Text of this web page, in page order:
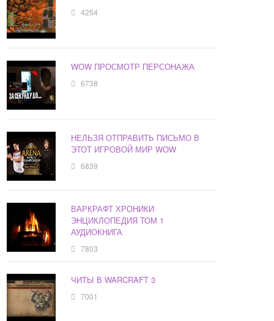
4254
WOW ПРОСМОТР ПЕРСОНАЖА
6738
НЕЛЬЗЯ ОТПРАВИТЬ ПИСЬМО В
ЭТОТ ИГРОВОЙ МИР WOW
6839
ВАРКРАФТ ХРОНИКИ
ЭНЦИКЛОПЕДИЯ ТОМ 1
АУДИОКНИГА
7803
ЧИТЫ В WARCRAFT 3
7001